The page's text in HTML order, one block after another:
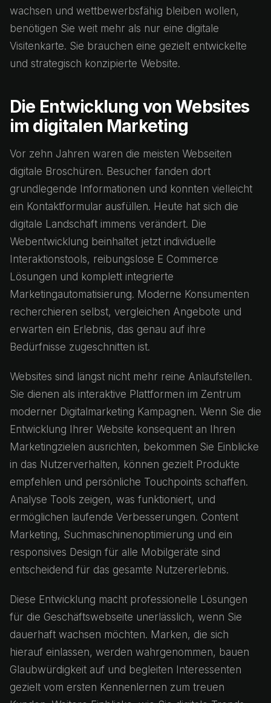
wachsen und wettbewerbsfähig bleiben wollen,
benötigen Sie weit mehr als nur eine digitale
Visitenkarte. Sie brauchen eine gezielt entwickelte
und strategisch konzipierte Website.
Die Entwicklung von Websites
im digitalen Marketing
Vor zehn Jahren waren die meisten Webseiten
digitale Broschüren. Besucher fanden dort
grundlegende Informationen und konnten vielleicht
ein Kontaktformular ausfüllen. Heute hat sich die
digitale Landschaft immens verändert. Die
Webentwicklung beinhaltet jetzt individuelle
Interaktionstools, reibungslose E Commerce
Lösungen und komplett integrierte
Marketingautomatisierung. Moderne Konsumenten
recherchieren selbst, vergleichen Angebote und
erwarten ein Erlebnis, das genau auf ihre
Bedürfnisse zugeschnitten ist.
Websites sind längst nicht mehr reine Anlaufstellen.
Sie dienen als interaktive Plattformen im Zentrum
moderner Digitalmarketing Kampagnen. Wenn Sie die
Entwicklung Ihrer Website konsequent an Ihren
Marketingzielen ausrichten, bekommen Sie Einblicke
in das Nutzerverhalten, können gezielt Produkte
empfehlen und persönliche Touchpoints schaffen.
Analyse Tools zeigen, was funktioniert, und
ermöglichen laufende Verbesserungen. Content
Marketing, Suchmaschinenoptimierung und ein
responsives Design für alle Mobilgeräte sind
entscheidend für das gesamte Nutzererlebnis.
Diese Entwicklung macht professionelle Lösungen
für die Geschäftswebseite unerlässlich, wenn Sie
dauerhaft wachsen möchten. Marken, die sich
hierauf einlassen, werden wahrgenommen, bauen
Glaubwürdigkeit auf und begleiten Interessenten
gezielt vom ersten Kennenlernen zum treuen